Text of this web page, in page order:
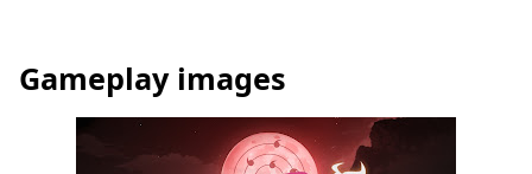
Gameplay images